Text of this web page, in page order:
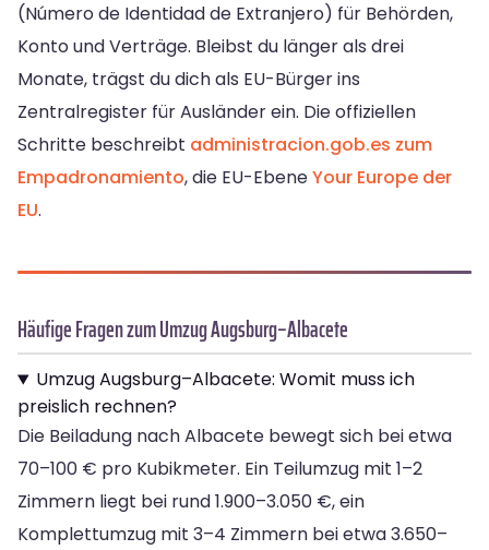
(Número de Identidad de Extranjero) für Behörden,
Konto und Verträge. Bleibst du länger als drei
Monate, trägst du dich als EU-Bürger ins
Zentralregister für Ausländer ein. Die offiziellen
Schritte beschreibt administracion.gob.es zum
Empadronamiento, die EU-EbeneYour Europe der
EU.
Häufige Fragen zum Umzug Augsburg–Albacete
Umzug Augsburg–Albacete: Womit muss ich
preislich rechnen?
Die Beiladung nach Albacete bewegt sich bei etwa
70–100 € pro Kubikmeter. Ein Teilumzug mit 1–2
Zimmern liegt bei rund 1.900–3.050 €, ein
Komplettumzug mit 3–4 Zimmern bei etwa 3.650–